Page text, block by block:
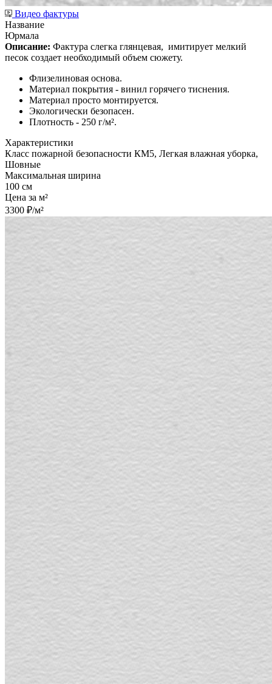
Видео фактуры
Название
Юрмала
Описание: Фактура слегка глянцевая, имитирует мелкий
песок создает необходимый объем сюжету.
Флизелиновая основа.
Материал покрытия - винил горячего тиснения.
Материал просто монтируется.
Экологически безопасен.
Плотность - 250 г/м².
Характеристики
Класс пожарной безопасности КМ5, Легкая влажная уборка,
Шовные
Максимальная ширина
100 см
Цена за м²
3300 ₽/м²